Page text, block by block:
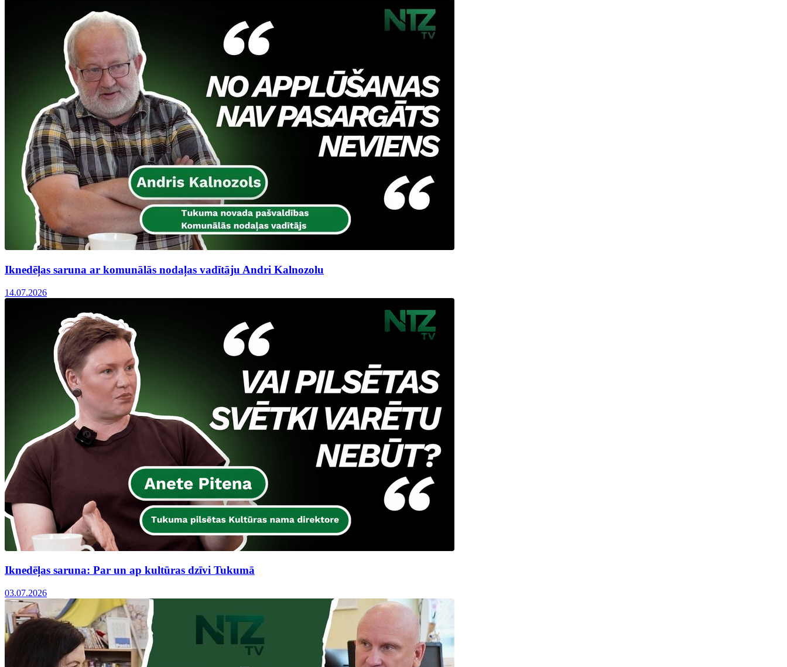
Iknedēļas saruna ar komunālās nodaļas vadītāju Andri Kalnozolu
14.07.2026
Iknedēļas saruna: Par un ap kultūras dzīvi Tukumā
03.07.2026